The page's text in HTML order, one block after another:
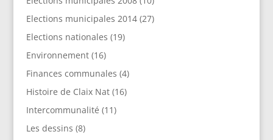
Elections municipales 2014(27)
Elections nationales (19)
Environnement(16)
Finances communales (4)
Histoire de Claix Nat(16)
Intercommunalité (11)
Les dessins (8)